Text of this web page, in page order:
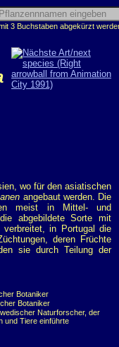
3 Buchstaben abgekürzt
wo für den asiatischen
angebaut werden. Die
meist in Mittel- und
abgebildete Sorte mit
in Portugal die
deren Früchte
sie durch Teilung der
Botaniker
Botaniker
Naturforscher, der
und Tiere einführte